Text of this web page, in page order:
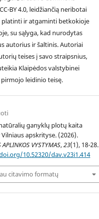
BY 4.0, leidžiančią neribotai
platinti ir atgaminti betkokioje
su sąlyga, kad nurodytas
autorius ir šaltinis. Autoriai
teises į savo straipsnius,
Klaipėdos valstybinei
leidinio teisę.
ganyklų plotų kaita
apskrityse. (2026).
APLINKOS VYSTYMAS,23(1), 18-28.
10.52320/dav.v23i1.414
citavimo formatų